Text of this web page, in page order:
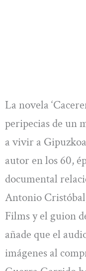
La novela
peripecias de un
a vivir a
autor en los 60,
documental
Antonio
Films y el guion
añade que el
imágenes al